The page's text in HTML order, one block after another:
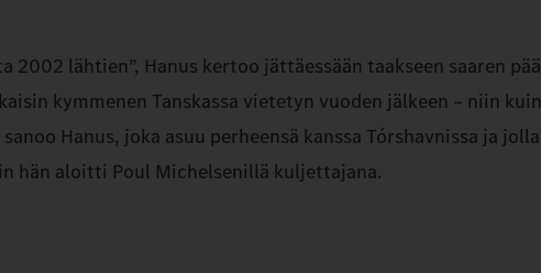
lähtien”, Hanus kertoo jättäessään taakseen saaren
kymmenen Tanskassa vietetyn vuoden jälkeen – niin
Hanus, joka asuu perheensä kanssa Tórshavnissa ja
hän aloitti Poul Michelsenillä kuljettajana.